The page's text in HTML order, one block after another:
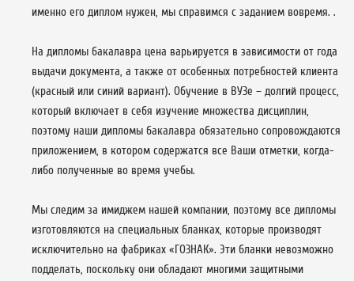
именно его диплом нужен, мы справимся с заданием вовремя. .
На дипломы бакалавра цена варьируется в зависимости от года
выдачи документа, а также от особенных потребностей клиента
(красный или синий вариант). Обучение в ВУЗе – долгий процесс,
который включает в себя изучение множества дисциплин,
поэтому наши дипломы бакалавра обязательно сопровождаются
приложением, в котором содержатся все Ваши отметки, когда-
либо полученные во время учебы.
Мы следим за имиджем нашей компании, поэтому все дипломы
изготовляются на специальных бланках, которые производят
исключительно на фабриках «ГОЗНАК». Эти бланки невозможно
подделать, поскольку они обладают многими защитными